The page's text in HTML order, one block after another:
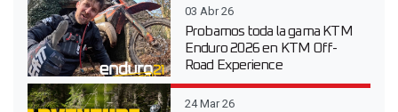
03 Abr 26
Probamos toda la gama KTM
Enduro 2026 en KTM Off-
Road Experience
24 Mar 26